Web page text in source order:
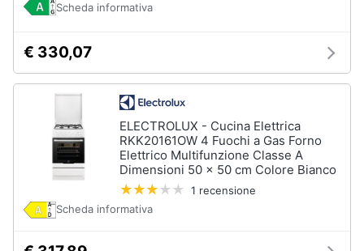
Scheda informativa
€ 330,07
ELECTROLUX - Cucina Elettrica
RKK20161OW 4 Fuochi a Gas Forno
Elettrico Multifunzione Classe A
Dimensioni 50 x 50 cm Colore Bianco
1 recensione
Scheda informativa